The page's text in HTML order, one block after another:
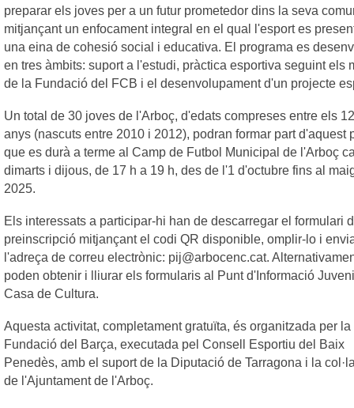
preparar els joves per a un futur prometedor dins la seva
mitjançant un enfocament integral en el qual l'esport es
una eina de cohesió social i educativa. El programa es
en tres àmbits: suport a l'estudi, pràctica esportiva seguint els
de la Fundació del FCB i el desenvolupament d'un projecte
Un total de 30 joves de l'Arboç, d'edats compreses entre els
anys (nascuts entre 2010 i 2012), podran formar part d'aquest
que es durà a terme al Camp de Futbol Municipal de l'Arboç
dimarts i dijous, de 17 h a 19 h, des de l'1 d'octubre fins al
2025.
Els interessats a participar-hi han de descarregar el formulari
preinscripció mitjançant el codi QR disponible, omplir-lo i
l'adreça de correu electrònic: pij@arbocenc.cat.
poden obtenir i lliurar els formularis al Punt d'Informació
Casa de Cultura.
Aquesta activitat, completament gratuïta, és organitzada per la
Fundació del Barça, executada pel Consell Esportiu del Baix
Penedès, amb el suport de la Diputació de Tarragona i la
de l'Ajuntament de l'Arboç.